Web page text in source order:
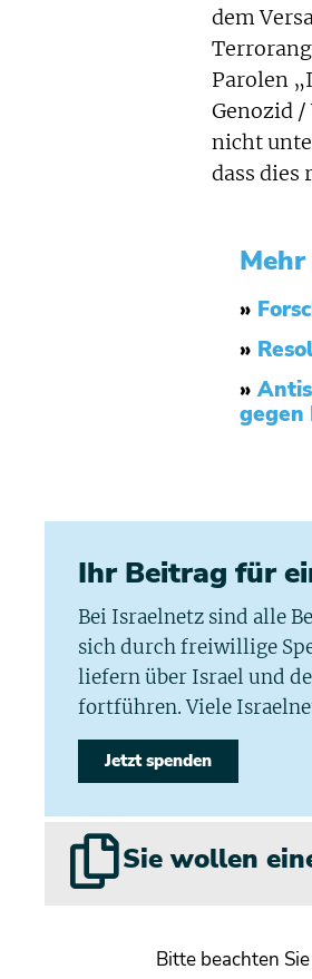
dem
Parolen
Genozid
nicht
dass dies
»
»
»
gegen
Ihr Beitrag für
Bei Israelnetz sind alle
sich durch freiwillige
liefern über Israel und
fortführen. Viele
Jetzt spenden
Sie wollen
Bitte beachten